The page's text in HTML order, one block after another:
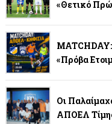
«Θετικό
«Πρόβα
Οι
ΑΠΟΕΛ